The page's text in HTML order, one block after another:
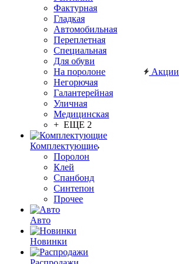
Фактурная
Гладкая
Автомобильная
Переплетная
Специальная
Для обуви
На поролоне
Негорючая
Галантерейная
Уличная
Медицинская
+ ЕЩЕ 2
Комплектующие
Поролон
Клей
Спанбонд
Синтепон
Прочее
Авто
Новинки
Акции